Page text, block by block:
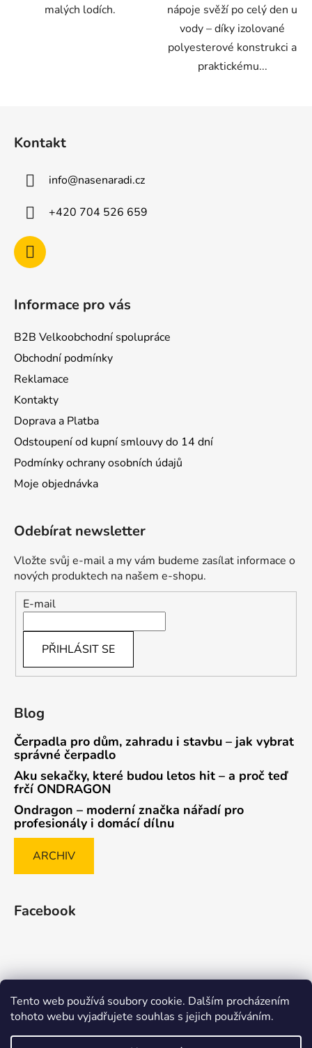
Tento web používá soubory cookie. Dalším procházením
tohoto webu vyjadřujete souhlas s jejich používáním.
malých lodích.
nápoje svěží po celý den u
vody – díky izolované
polyesterové konstrukci a
praktickému...
Kontakt
info@nasenaradi.cz
+420 704 526 659
Informace pro vás
B2B Velkoobchodní spolupráce
Obchodní podmínky
Reklamace
Kontakty
Doprava a Platba
Odstoupení od kupní smlouvy do 14 dní
Podmínky ochrany osobních údajů
Moje objednávka
Odebírat newsletter
Vložte svůj e-mail a my vám budeme zasílat informace o
nových produktech na našem e-shopu.
E-mail
PŘIHLÁSIT SE
Blog
Čerpadla pro dům, zahradu i stavbu – jak vybrat
správné čerpadlo
Aku sekačky, které budou letos hit – a proč teď
frčí ONDRAGON
Ondragon – moderní značka nářadí pro
profesionály i domácí dílnu
ARCHIV
Facebook
Způsob ověřování recenzí